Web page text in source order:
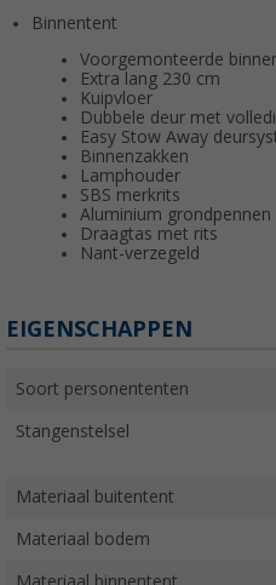
Binnentent
Voorgemonteerde
Extra lang 230 cm
Kuipvloer
Dubbele deur met
Easy Stow Away
Binnenzakken
Lamphouder
SBS merkrits
Aluminium grondpennen
Draagtas met rits
Nant-verzegeld
EIGENSCHAPPEN
Soort personententen
Stangenstelsel
Materiaal buitentent
Materiaal bodem
Materiaal binnentent